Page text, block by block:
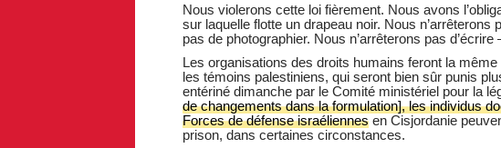
Nous violerons cette loi fièrement. Nous avons
sur laquelle flotte un drapeau noir. Nous n’arrêterons
pas de photographier. Nous n’arrêterons pas
Les organisations des droits humains feront la
les témoins palestiniens, qui seront bien sûr punis
entériné dimanche par le Comité ministériel pour la
de changements dans la formulation], les individus
Forces de défense israéliennesen Cisjordanie
prison, dans certaines circonstances.